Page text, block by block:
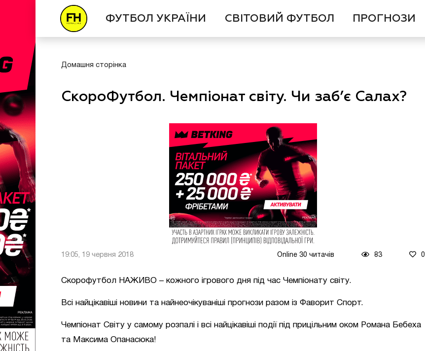
ФУТБОЛ УКРАЇНИ СВІТОВИЙ ФУТБОЛ ПРОГНОЗИ
Домашня сторінка
СкороФутбол. Чемпіонат світу. Чи заб’є Салах?
19:05, 19 червня 2018 Online 30 читачів 83 0
Скорофутбол НАЖИВО – кожного ігрового дня під час Чемпіонату світу.
Всі найцікавіші новини та найнеочікуваніші прогнози разом із Фаворит Спорт.
Чемпіонат Світу у самому розпалі і всі найцікавіші події під прицільним оком Романа Бебеха
та Максима Опанасюка!